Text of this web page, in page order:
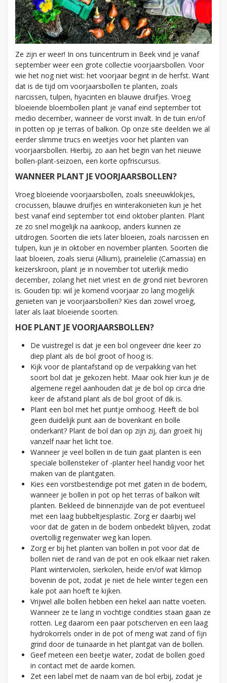
Ze zijn er weer! In ons tuincentrum in Beek vind je vanaf
september weer een grote collectie voorjaarsbollen. Voor
wie het nog niet wist: het voorjaar begint in de herfst. Want
dat is de tijd om voorjaarsbollen te planten, zoals
narcissen, tulpen, hyacinten en blauwe druifjes. Vroeg
bloeiende bloembollen plant je vanaf eind september tot
medio december, wanneer de vorst invalt. In de tuin en/of
in potten op je terras of balkon. Op onze site deelden we al
eerder slimme trucs en weetjes voor het planten van
voorjaarsbollen. Hierbij, zo aan het begin van het nieuwe
bollen-plant-seizoen, een korte opfriscursus.
WANNEER PLANT JE VOORJAARSBOLLEN?
Vroeg bloeiende voorjaarsbollen, zoals sneeuwklokjes,
crocussen, blauwe druifjes en winterakonieten kun je het
best vanaf eind september tot eind oktober planten. Plant
ze zo snel mogelijk na aankoop, anders kunnen ze
uitdrogen. Soorten die iets later bloeien, zoals narcissen en
tulpen, kun je in oktober en november planten. Soorten die
laat bloeien, zoals sierui (Allium), prairielelie (Camassia) en
keizerskroon, plant je in november tot uiterlijk medio
december, zolang het niet vriest en de grond niet bevroren
is. Gouden tip: wil je komend voorjaar zo lang mogelijk
genieten van je voorjaarsbollen? Kies dan zowel vroeg,
later als laat bloeiende soorten.
HOE PLANT JE VOORJAARSBOLLEN?
De vuistregel is dat je een bol ongeveer drie keer zo
diep plant als de bol groot of hoog is.
Kijk voor de plantafstand op de verpakking van het
soort bol dat je gekozen hebt. Maar ook hier kun je de
algemene regel aanhouden dat je de bol op circa drie
keer de afstand plant als de bol groot of dik is.
Plant een bol met het puntje omhoog. Heeft de bol
geen duidelijk punt aan de bovenkant en bolle
onderkant? Plant de bol dan op zijn zij, dan groeit hij
vanzelf naar het licht toe.
Wanneer je veel bollen in de tuin gaat planten is een
speciale bollensteker of -planter heel handig voor het
maken van de plantgaten.
Kies een vorstbestendige pot met gaten in de bodem,
wanneer je bollen in pot op het terras of balkon wilt
planten. Bekleed de binnenzijde van de pot eventueel
met een laag bubbeltjesplastic. Zorg er daarbij wel
voor dat de gaten in de bodem onbedekt blijven, zodat
overtollig regenwater weg kan lopen.
Zorg er bij het planten van bollen in pot voor dat de
bollen niet de rand van de pot en ook elkaar niet raken.
Plant winterviolen, sierkolen, heide en/of wat klimop
bovenin de pot, zodat je niet de hele winter tegen een
kale pot aan hoeft te kijken.
Vrijwel alle bollen hebben een hekel aan natte voeten.
Wanneer ze te lang in vochtige condities staan gaan ze
rotten. Leg daarom een paar potscherven en een laag
hydrokorrels onder in de pot of meng wat zand of fijn
grind door de tuinaarde in het plantgat van de bollen.
Geef meteen een beetje water, zodat de bollen goed
in contact met de aarde komen.
Zet een label met de naam van de bol erbij, zodat je